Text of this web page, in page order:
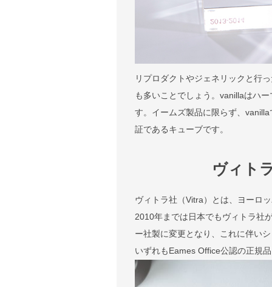
リプロダクトやジェネリックと行
も多いことでしょう。vanillaはハ
す。イームズ製品に限らず、
証であるキューブです。
ヴィト
ヴィトラ社（Vitra）とは、ヨーロ
2010年までは日本でもヴィトラ社
ー社製に変更となり、これに伴い
いずれもEames Office公認の正規